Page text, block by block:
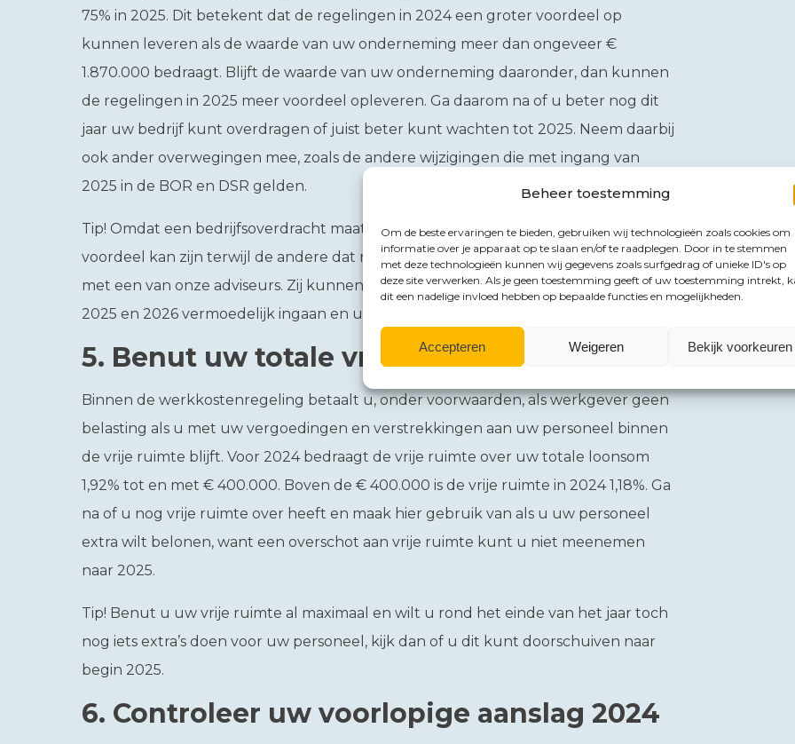
Beheer toestemming
Om de beste ervaringen te bieden, gebruiken wij technologieën zoals cookies om
informatie over je apparaat op te slaan en/of te raadplegen. Door in te stemmen
met deze technologieën kunnen wij gegevens zoals surfgedrag of unieke ID's op
deze site verwerken. Als je geen toestemming geeft of uw toestemming intrekt,
dit een nadelige invloed hebben op bepaalde functies en mogelijkheden.
Accepteren Weigeren Bekijk voorkeuren
75% in 2025. Dit betekent dat de regelingen in 2024 een groter voordeel op
kunnen leveren als de waarde van uw onderneming meer dan ongeveer €
1.870.000 bedraagt. Blijft de waarde van uw onderneming daaronder, dan kunnen
de regelingen in 2025 meer voordeel opleveren. Ga daarom na of u beter nog dit
jaar uw bedrijf kunt overdragen of juist beter kunt wachten tot 2025. Neem daarbij
ook ander overwegingen mee, zoals de andere wijzigingen die met ingang van
2025 in de BOR en DSR gelden.
Tip! Omdat een bedrijfsoverdracht maatwerk is en de ene wijziging per 2025 in uw
voordeel kan zijn terwijl de andere dat niet is, adviseren wij u altijd te overleggen
met een van onze adviseurs. Zij kunnen u bijpraten over alle wijzigingen die per
2025 en 2026 vermoedelijk ingaan en u adviseren over uw eigen situatie.
5. Benut uw totale vrije ruimte
Binnen de werkkostenregeling betaalt u, onder voorwaarden, als werkgever geen
belasting als u met uw vergoedingen en verstrekkingen aan uw personeel binnen
de vrije ruimte blijft. Voor 2024 bedraagt de vrije ruimte over uw totale loonsom
1,92% tot en met € 400.000. Boven de € 400.000 is de vrije ruimte in 2024 1,18%. Ga
na of u nog vrije ruimte over heeft en maak hier gebruik van als u uw personeel
extra wilt belonen, want een overschot aan vrije ruimte kunt u niet meenemen
naar 2025.
Tip! Benut u uw vrije ruimte al maximaal en wilt u rond het einde van het jaar toch
nog iets extra’s doen voor uw personeel, kijk dan of u dit kunt doorschuiven naar
begin 2025.
6. Controleer uw voorlopige aanslag 2024